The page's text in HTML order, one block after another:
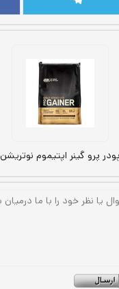
پودر پرو گینر اپتیموم نوتریشن